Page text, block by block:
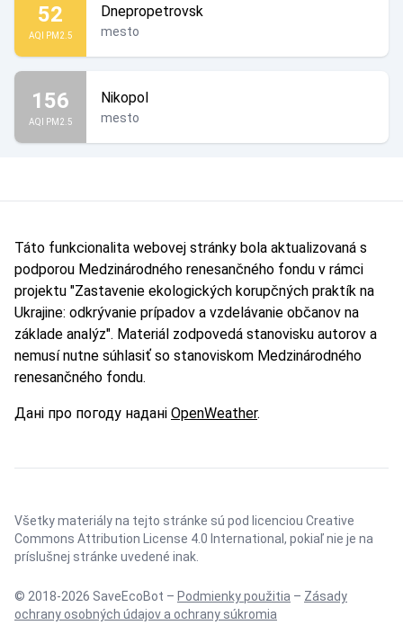
52
AQI PM2.5
Dnepropetrovsk
mesto
156
AQI PM2.5
Nikopol
mesto
Táto funkcionalita webovej stránky bola aktualizovaná s
podporou Medzinárodného renesančného fondu v rámci
projektu "Zastavenie ekologických korupčných praktík na
Ukrajine: odkrývanie prípadov a vzdelávanie občanov na
základe analýz". Materiál zodpovedá stanovisku autorov a
nemusí nutne súhlasiť so stanoviskom Medzinárodného
renesančného fondu.
Дані про погоду надані OpenWeather.
Všetky materiály na tejto stránke sú pod licenciou Creative
Commons Attribution License 4.0 International , pokiaľ nie je na
príslušnej stránke uvedené inak.
© 2018-2026 SaveEcoBot – Podmienky použitia – Zásady
ochrany osobných údajov a ochrany súkromia